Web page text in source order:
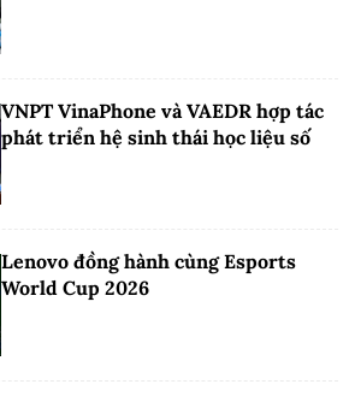
VNPT VinaPhone và VAEDR hợp tác
phát triển hệ sinh thái học liệu số
Lenovo đồng hành cùng Esports
World Cup 2026